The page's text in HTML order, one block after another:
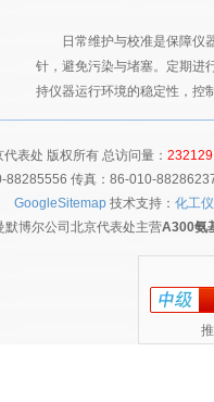
日常维护与校准是保障仪器
针，避免污染与堵塞。定期进
持仪器运行环境的稳定性，控
表处 版权所有 总访问量： 232129
88285556 传真：86-010-
GoogleSitemap技术支持： 化工
默博尔公司北京代表处主营A300氨